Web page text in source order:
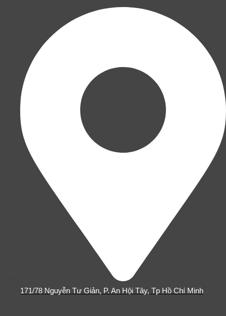
171/78 Nguyễn Tư Giản, P. An Hội Tây, Tp Hồ Chí Minh